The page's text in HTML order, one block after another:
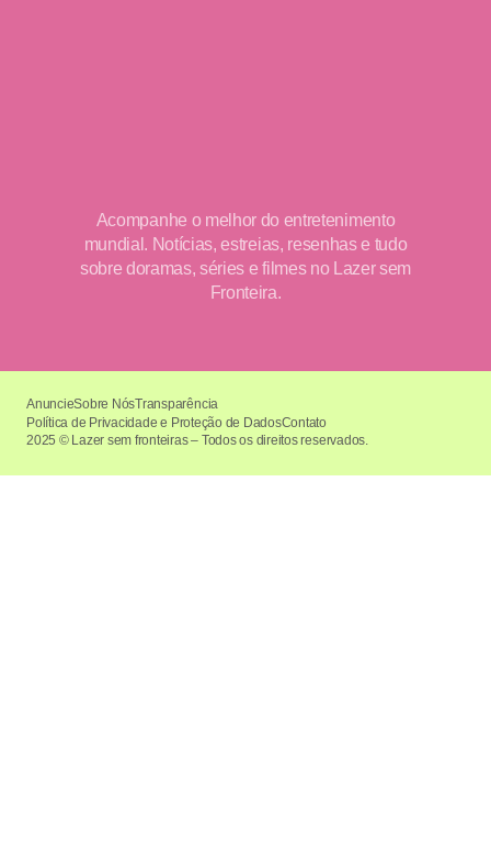
Acompanhe o melhor do entretenimento
mundial. Notícias, estreias, resenhas e tudo
sobre doramas, séries e filmes no Lazer sem
Fronteira.
2025 © Lazer sem fronteiras – Todos os direitos reservados.
AnuncieSobre NósTransparência
Política de Privacidade e Proteção de DadosContato